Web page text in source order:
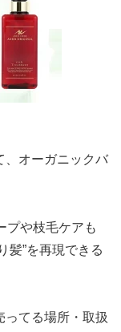
、オーガニックバ
プや枝毛ケアも
髪”を再現できる
ってる場所・取扱